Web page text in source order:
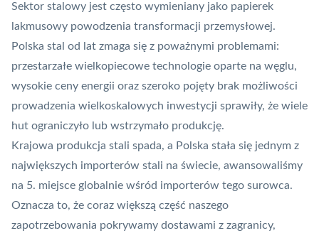
Sektor stalowy jest często wymieniany jako papierek
lakmusowy powodzenia transformacji przemysłowej.
Polska stal od lat zmaga się z poważnymi problemami:
przestarzałe wielkopiecowe technologie oparte na węglu,
wysokie ceny energii oraz szeroko pojęty brak możliwości
prowadzenia wielkoskalowych inwestycji sprawiły, że wiele
hut ograniczyło lub wstrzymało produkcję.
Krajowa produkcja stali spada, a Polska stała się jednym z
największych importerów stali na świecie, awansowaliśmy
na 5. miejsce globalnie wśród importerów tego surowca.
Oznacza to, że coraz większą część naszego
zapotrzebowania pokrywamy dostawami z zagranicy,